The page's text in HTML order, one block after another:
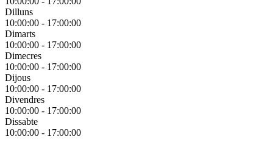
Dilluns
10:00:00 - 17:00:00
Dimarts
10:00:00 - 17:00:00
Dimecres
10:00:00 - 17:00:00
Dijous
10:00:00 - 17:00:00
Divendres
10:00:00 - 17:00:00
Dissabte
10:00:00 - 17:00:00